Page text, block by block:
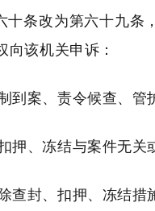
十条改为第六十九条
向该机关申诉：
到案、责令候查、
押、冻结与案件无
查封、扣押、冻结措